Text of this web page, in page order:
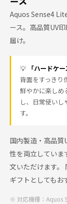
Aquos Sense4
ース。高品質UV
届け。
💡 「ハードケ
背面をすっきり
鮮やかに楽しめ
し、日常使い
す。
国内製造・高品質
性を両立していま
文いただけます。
ギフトとしてもお
※ 対応機種：Aquos